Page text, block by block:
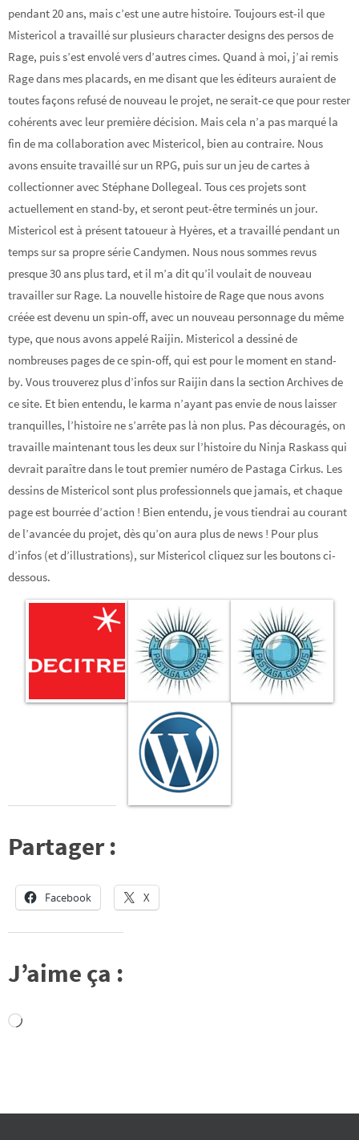
pendant 20 ans, mais c’est une autre histoire. Toujours est-il que
Mistericol a travaillé sur plusieurs character designs des persos de
Rage, puis s’est envolé vers d’autres cimes. Quand à moi, j’ai remis
Rage dans mes placards, en me disant que les éditeurs auraient de
toutes façons refusé de nouveau le projet, ne serait-ce que pour rester
cohérents avec leur première décision. Mais cela n’a pas marqué la
fin de ma collaboration avec Mistericol, bien au contraire. Nous
avons ensuite travaillé sur un RPG, puis sur un jeu de cartes à
collectionner avec Stéphane Dollegeal. Tous ces projets sont
actuellement en stand-by, et seront peut-être terminés un jour.
Mistericol est à présent tatoueur à Hyères, et a travaillé pendant un
temps sur sa propre série Candymen. Nous nous sommes revus
presque 30 ans plus tard, et il m’a dit qu’il voulait de nouveau
travailler sur Rage. La nouvelle histoire de Rage que nous avons
créée est devenu un spin-off, avec un nouveau personnage du même
type, que nous avons appelé Raijin. Mistericol a dessiné de
nombreuses pages de ce spin-off, qui est pour le moment en stand-
by. Vous trouverez plus d’infos sur Raijin dans la section Archives de
ce site. Et bien entendu, le karma n’ayant pas envie de nous laisser
tranquilles, l’histoire ne s’arrête pas là non plus. Pas découragés, on
travaille maintenant tous les deux sur l’histoire du Ninja Raskass qui
devrait paraître dans le tout premier numéro de Pastaga Cirkus. Les
dessins de Mistericol sont plus professionnels que jamais, et chaque
page est bourrée d’action ! Bien entendu, je vous tiendrai au courant
de l’avancée du projet, dès qu’on aura plus de news ! Pour plus
d’infos (et d’illustrations), sur Mistericol cliquez sur les boutons ci-
dessous.
Partager :
Facebook X
J’aime ça :
Chargement…